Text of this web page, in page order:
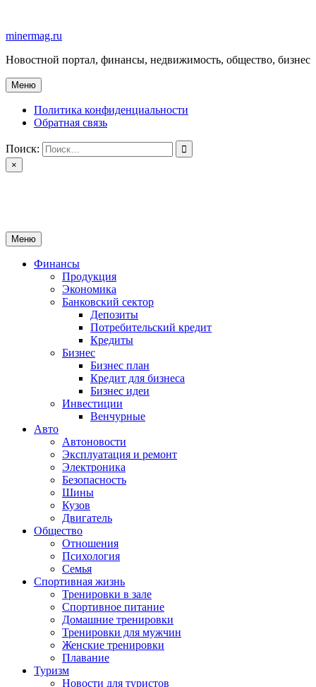
содержимому
minermag.ru
Новостной портал, финансы, недвижимость, общество, бизнес
Меню
Политика конфиденциальности
Обратная связь
Поиск:
×
Меню
Финансы
Продукция
Экономика
Банковский сектор
Депозиты
Потребительский кредит
Кредиты
Бизнес
Бизнес план
Кредит для бизнеса
Бизнес идеи
Инвестиции
Венчурные
Авто
Автоновости
Эксплуатация и ремонт
Электроника
Безопасность
Шины
Кузов
Двигатель
Общество
Отношения
Психология
Семья
Спортивная жизнь
Тренировки в зале
Спортивное питание
Домашние тренировки
Тренировки для мужчин
Женские тренировки
Плавание
Туризм
Новости для туристов